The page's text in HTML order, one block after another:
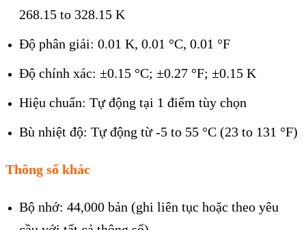
268.15 to 328.15 K
Độ phân giải: 0.01 K, 0.01 °C, 0.01 °F
Độ chính xác: ±0.15 °C; ±0.27 °F; ±0.15 K
Hiệu chuẩn: Tự động tại 1 điểm tùy chọn
Bù nhiệt độ: Tự động từ -5 to 55 °C (23 to 131 °F)
Thông số khác
Bộ nhớ: 44,000 bản (ghi liên tục hoặc theo yêu